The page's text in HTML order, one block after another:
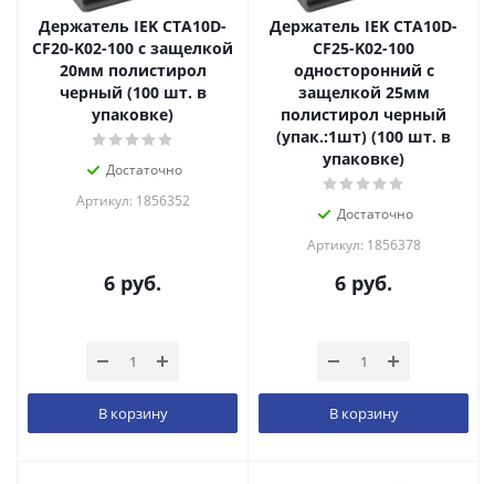
Держатель IEK CTA10D-
CF20-K02-100 с защелкой
20мм полистирол
черный (100 шт. в
упаковке)
Достаточно
Артикул: 1856352
6 руб.
В корзину
Держатель IEK CTA10D-
CF25-K02-100
односторонний с
защелкой 25мм
полистирол черный
(упак.:1шт) (100 шт. в
упаковке)
Достаточно
Артикул: 1856378
6 руб.
В корзину